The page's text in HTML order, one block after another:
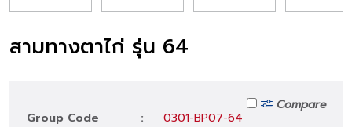
สามทางตาไก่ รุ่น 64
Group Code :
0301-BP07-64
Compare